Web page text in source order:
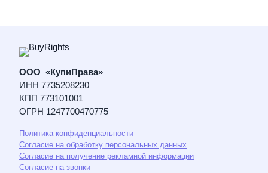
ООО «КупиПрава»
ИНН 7735208230
КПП 773101001
ОГРН 1247700470775
Политика конфиденциальности
Согласие на обработку персональных данных
Согласие на получение рекламной информации
Согласие на звонки